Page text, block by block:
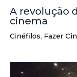
A revolução
cinema
Cinéfilos, Fazer